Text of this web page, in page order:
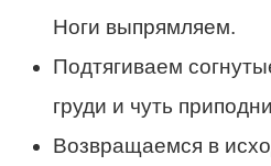
Ноги выпрямляем.
Подтягиваем
груди и чуть
Возвращаемся в